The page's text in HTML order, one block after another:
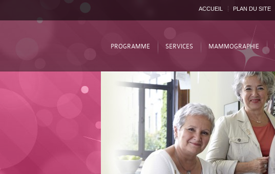
ACCUEIL PLAN DU SITE
PROGRAMME SERVICES MAMMOGRAPHIE